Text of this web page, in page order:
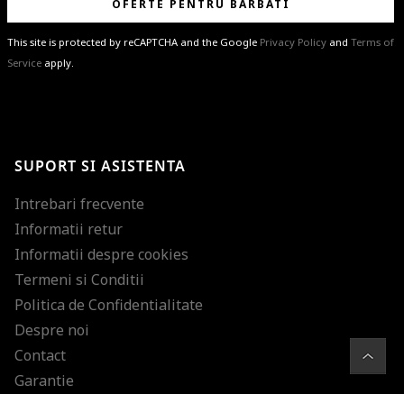
OFERTE PENTRU BARBATI
This site is protected by reCAPTCHA and the Google Privacy Policy and Terms of
Service apply.
ultimele tendinte in moda!
SUPORT SI ASISTENTA
Intrebari frecvente
Informatii retur
Informatii despre cookies
Termeni si Conditii
Politica de Confidentialitate
Despre noi
Contact
Garantie